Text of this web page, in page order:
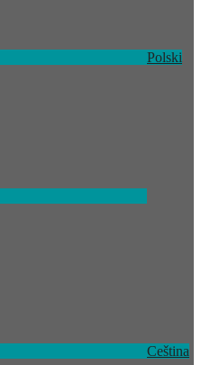
Polski
Ceština